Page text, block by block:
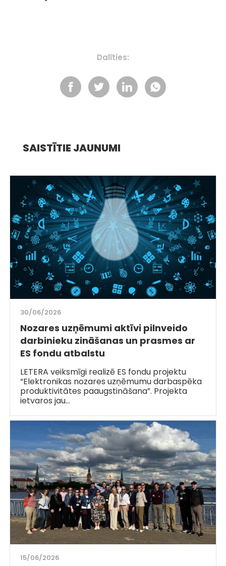
Dalīties:
SAISTĪTIE JAUNUMI
30/06/2026
Nozares uzņēmumi aktīvi pilnveido
darbinieku zināšanas un prasmes ar
ES fondu atbalstu
LETERA veiksmīgi realizē ES fondu projektu
“Elektronikas nozares uzņēmumu darbaspēka
produktivitātes paaugstināšana”. Projekta
ietvaros jau…
15/06/2026